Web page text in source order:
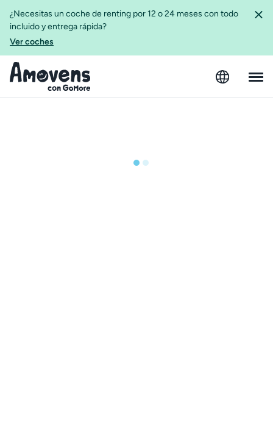
¿Necesitas un coche de renting por 12 o 24 meses con todo
incluido y entrega rápida?
Ver coches